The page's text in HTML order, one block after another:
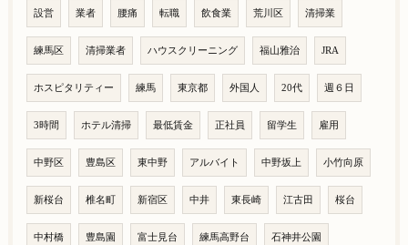
設営 業者 腰痛 転職 飲食業 荒川区 清掃業
練馬区 清掃業者 ハウスクリーニング 福山雅治 JRA
ホスピタリティー 練馬 東京都 外国人 20代 週６日
3時間 ホテル清掃 最低賃金 正社員 留学生 雇用
中野区 豊島区 東中野 アルバイト 中野坂上 小竹向原
新桜台 椎名町 新宿区 中井 東長崎 江古田 桜台
中村橋 豊島園 富士見台 練馬高野台 石神井公園